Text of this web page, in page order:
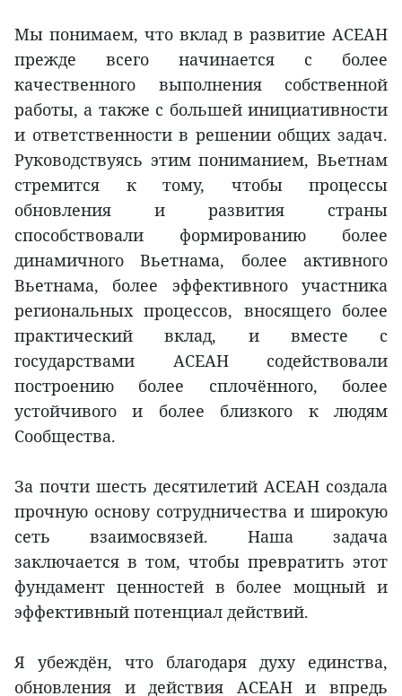
Мы понимаем, что вклад в развитие АСЕАН
прежде всего начинается с более
качественного выполнения собственной
работы, а также с большей инициативности
и ответственности в решении общих задач.
Руководствуясь этим пониманием, Вьетнам
стремится к тому, чтобы процессы
обновления и развития страны
способствовали формированию более
динамичного Вьетнама, более активного
Вьетнама, более эффективного участника
региональных процессов, вносящего более
практический вклад, и вместе с
государствами АСЕАН содействовали
построению более сплочённого, более
устойчивого и более близкого к людям
Сообщества.
За почти шесть десятилетий АСЕАН создала
прочную основу сотрудничества и широкую
сеть взаимосвязей. Наша задача
заключается в том, чтобы превратить этот
фундамент ценностей в более мощный и
эффективный потенциал действий.
Я убеждён, что благодаря духу единства,
обновления и действия АСЕАН и впредь